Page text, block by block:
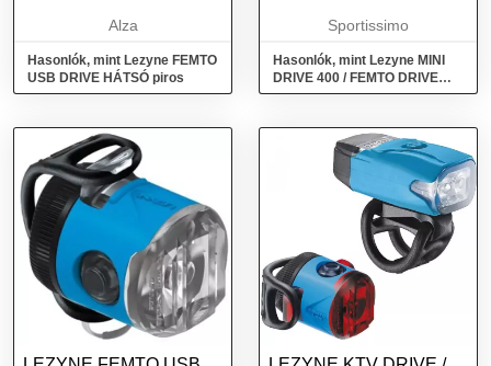
Alza
Hasonlók, mint Lezyne FEMTO
USB DRIVE HÁTSÓ piros
Sportissimo
Hasonlók, mint Lezyne MINI
DRIVE 400 / FEMTO DRIVE
PAIR Lámpa szett, kék, méret